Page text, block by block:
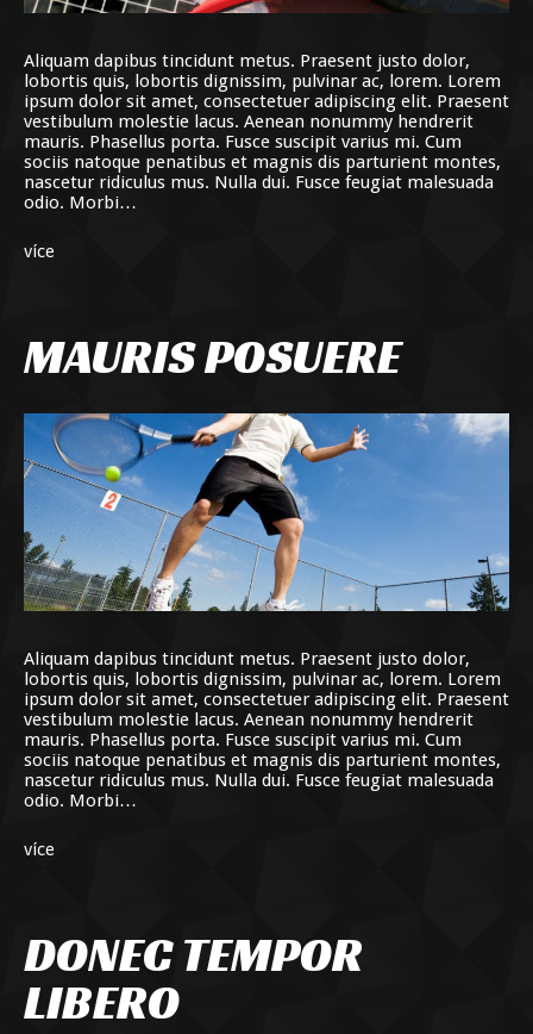
Aliquam dapibus tincidunt metus. Praesent justo dolor,
lobortis quis, lobortis dignissim, pulvinar ac, lorem. Lorem
ipsum dolor sit amet, consectetuer adipiscing elit. Praesent
vestibulum molestie lacus. Aenean nonummy hendrerit
mauris. Phasellus porta. Fusce suscipit varius mi. Cum
sociis natoque penatibus et magnis dis parturient montes,
nascetur ridiculus mus. Nulla dui. Fusce feugiat malesuada
odio. Morbi…
více
MAURIS POSUERE
Aliquam dapibus tincidunt metus. Praesent justo dolor,
lobortis quis, lobortis dignissim, pulvinar ac, lorem. Lorem
ipsum dolor sit amet, consectetuer adipiscing elit. Praesent
vestibulum molestie lacus. Aenean nonummy hendrerit
mauris. Phasellus porta. Fusce suscipit varius mi. Cum
sociis natoque penatibus et magnis dis parturient montes,
nascetur ridiculus mus. Nulla dui. Fusce feugiat malesuada
odio. Morbi…
více
DONEC TEMPOR
LIBERO